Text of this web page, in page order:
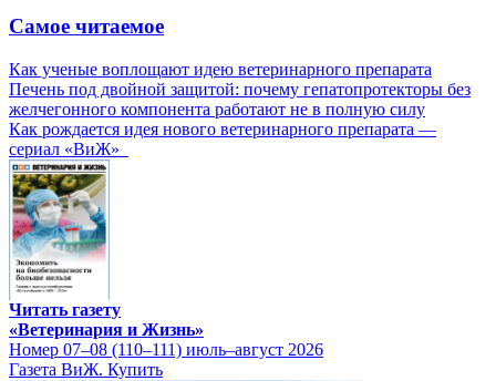
Самое читаемое
Как ученые воплощают идею ветеринарного препарата
Печень под двойной защитой: почему гепатопротекторы без
желчегонного компонента работают не в полную силу
Как рождается идея нового ветеринарного препарата —
сериал «ВиЖ»
Читать газету
«Ветеринария и Жизнь»
Номер 07–08 (110–111) июль–август 2026
Газета ВиЖ. Купить